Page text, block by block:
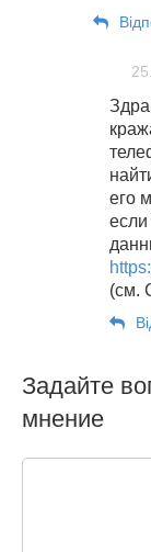
его
(см.
Задайте
мнение